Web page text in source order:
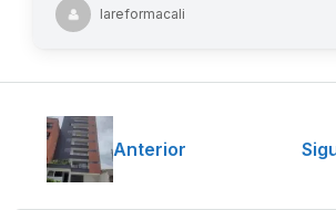
lareformacali
Anterior